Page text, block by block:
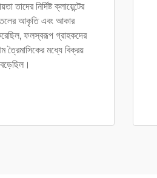
তাদের নির্দিষ্ট ক্লায়েন্টের
আকৃতি এবং আকার
ফলস্বরূপ গ্রাহকদের
ত্রৈমাসিকের মধ্যে বিক্রয়